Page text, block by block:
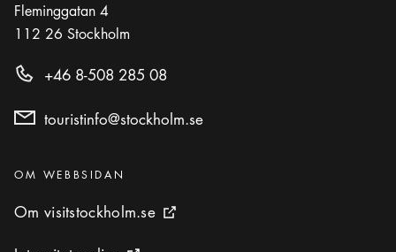
Fleminggatan 4
112 26 Stockholm
+46 8-508 285 08
touristinfo@stockholm.se
Kategorier:
OM WEBBSIDAN
Om visitstockholm.se
Om visitstockholm.se Extern ikon